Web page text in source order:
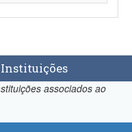
Instituições
associados ao